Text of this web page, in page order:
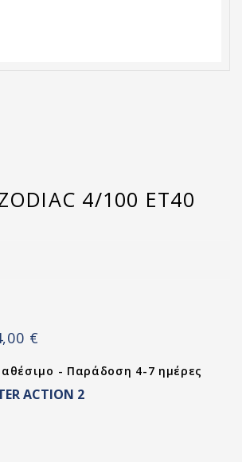
4/100 ET40
€
- Παράδοση 4-7 ημέρες
ACTION 2